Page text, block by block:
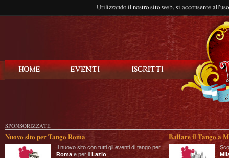
Utilizzando il nostro sito web, si acconsente
SPONSORIZZATE
Nuovo sito per Tango Roma
Il nuovo sito con tutti gli eventi di tango per
Roma e per il Lazio
Ballare il Tango a